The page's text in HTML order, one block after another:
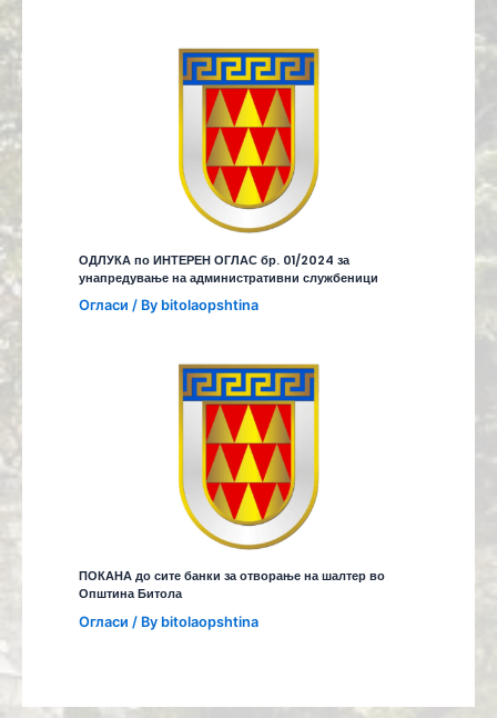
ОДЛУКА по ИНТЕРЕН ОГЛАС бр. 01/2024 за
унапредување на административни службеници
Огласи / By bitolaopshtina
ПОКАНА до сите банки за отворање на шалтер во
Општина Битола
Огласи / By bitolaopshtina